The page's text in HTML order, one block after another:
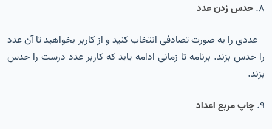
8. حدس زدن عدد
عددی را به صورت تصادفی انتخاب کنید و از کاربر بخواهید تا آن عدد
را حدس بزند. برنامه تا زمانی ادامه یابد که کاربر عدد درست را حدس
بزند.
9. چاپ مربع اعداد